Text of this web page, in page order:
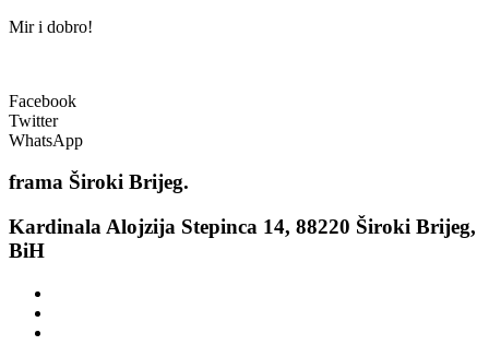
Mir i dobro!
Facebook
Twitter
WhatsApp
frama Široki Brijeg.
Kardinala Alojzija Stepinca 14, 88220 Široki Brijeg,
BiH